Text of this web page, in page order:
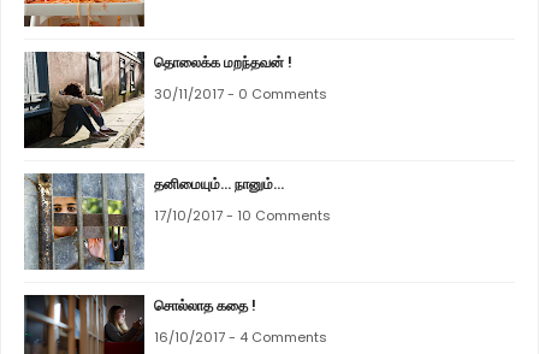
தொலைக்க மறந்தவன் !
30/11/2017 - 0 Comments
தனிமையும்... நானும்...
17/10/2017 - 10 Comments
சொல்லாத கதை !
16/10/2017 - 4 Comments